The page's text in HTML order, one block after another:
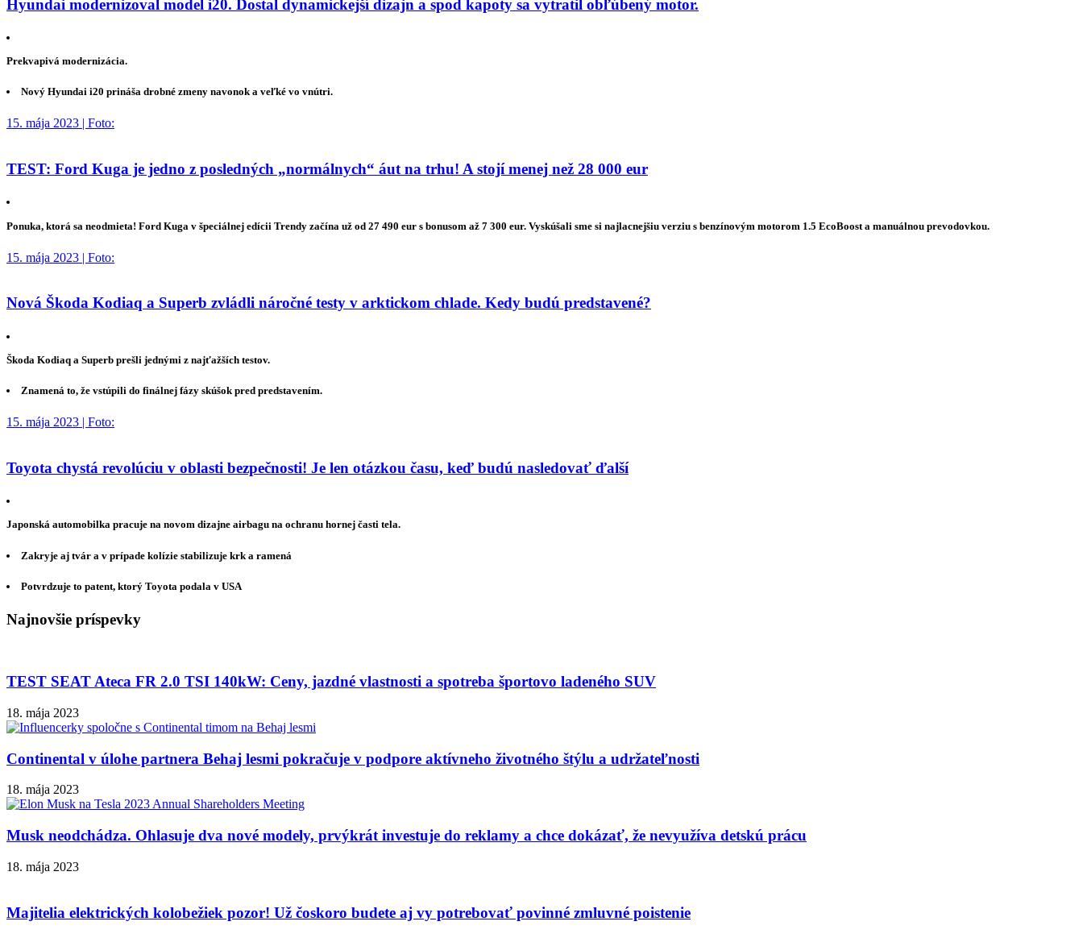
Hyundai modernizoval model i20. Dostal dynamickejší dizajn a spod kapoty sa vytratil obľúbený motor.
Prekvapivá modernizácia.
Nový Hyundai i20 prináša drobné zmeny navonok a veľké vo vnútri.
15. mája 2023 | Foto:
TEST: Ford Kuga je jedno z posledných „normálnych“ áut na trhu! A stojí menej než 28 000 eur
Ponuka, ktorá sa neodmieta! Ford Kuga v špeciálnej edícii Trendy začína už od 27 490 eur s bonusom až 7 300 eur. Vyskúšali sme si najlacnejšiu verziu s benzínovým motorom 1.5 EcoBoost a manuálnou prevodovkou.
15. mája 2023 | Foto:
Nová Škoda Kodiaq a Superb zvládli náročné testy v arktickom chlade. Kedy budú predstavené?
Škoda Kodiaq a Superb prešli jednými z najťažších testov.
Znamená to, že vstúpili do finálnej fázy skúšok pred predstavením.
15. mája 2023 | Foto:
Toyota chystá revolúciu v oblasti bezpečnosti! Je len otázkou času, keď budú nasledovať ďalší
Japonská automobilka pracuje na novom dizajne airbagu na ochranu hornej časti tela.
Zakryje aj tvár a v prípade kolízie stabilizuje krk a ramená
Potvrdzuje to patent, ktorý Toyota podala v USA
Najnovšie príspevky
TEST SEAT Ateca FR 2.0 TSI 140kW: Ceny, jazdné vlastnosti a spotreba športovo ladeného SUV
18. mája 2023
Continental v úlohe partnera Behaj lesmi pokračuje v podpore aktívneho životného štýlu a udržateľnosti
18. mája 2023
Musk neodchádza. Ohlasuje dva nové modely, prvýkrát investuje do reklamy a chce dokázať, že nevyužíva detskú prácu
18. mája 2023
Majitelia elektrických kolobežiek pozor! Už čoskoro budete aj vy potrebovať povinné zmluvné poistenie